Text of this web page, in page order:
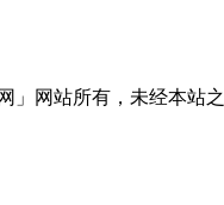
」网站所有，未经本